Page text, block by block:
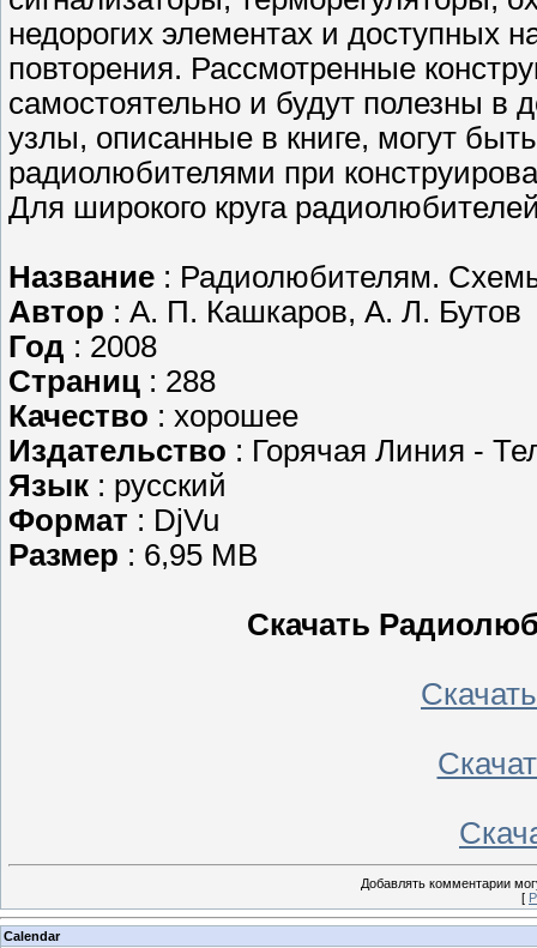
недорогих элементах и
повторения. Рассмотренные
самостоятельно и будут полезны
узлы, описанные в книге, могут
радиолюбителями при
Для широкого круга
Название : Радиолюбителям.
Автор : А. П. Кашкаров, А. Л. Бутов
Год : 2008
Страниц : 288
Качество : хорошее
Издательство : Горячая Линия -
Язык : русский
Формат : DjVu
Размер : 6,95 MB
Скачать
Добавлять комментарии
[
Calendar